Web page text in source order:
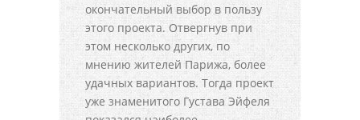
окончательный выбор в пользу
этого проекта. Отвергнув при
этом несколько других, по
мнению жителей Парижа, более
удачных вариантов. Тогда проект
уже знаменитого Густава Эйфеля